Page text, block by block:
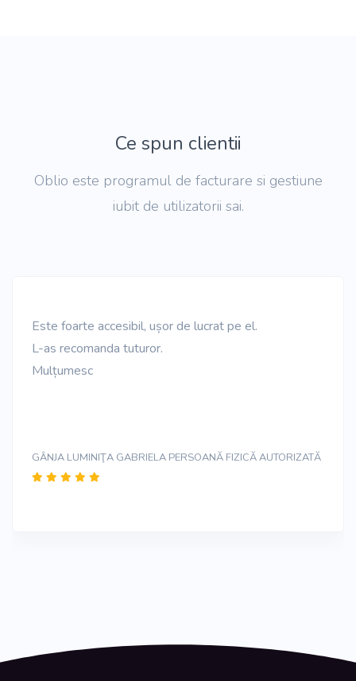
Ce spun clientii
Oblio este programul de facturare si gestiune
iubit de utilizatorii sai.
Este foarte accesibil, ușor de lucrat pe el.
L-as recomanda tuturor.
Mulțumesc
GÂNJA LUMINIŢA GABRIELA PERSOANĂ FIZICĂ AUTORIZATĂ